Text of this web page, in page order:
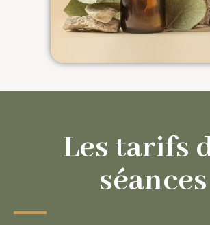
Les tarifs
séances